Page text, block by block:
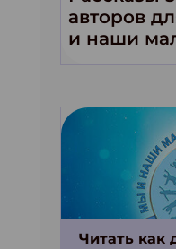
авторов
и наши
Читать как